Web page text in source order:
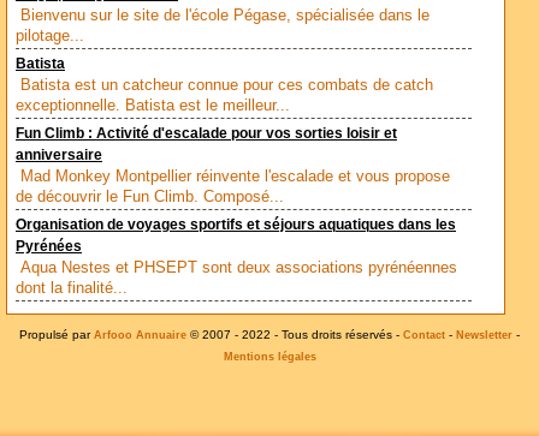
Bienvenu sur le site de l'école Pégase, spécialisée dans le
pilotage...
Batista
Batista est un catcheur connue pour ces combats de catch
exceptionnelle. Batista est le meilleur...
Fun Climb : Activité d'escalade pour vos sorties loisir et
anniversaire
Mad Monkey Montpellier réinvente l'escalade et vous propose
de découvrir le Fun Climb. Composé...
Organisation de voyages sportifs et séjours aquatiques dans les
Pyrénées
Aqua Nestes et PHSEPT sont deux associations pyrénéennes
dont la finalité...
Propulsé par Arfooo Annuaire © 2007 - 2022 - Tous droits réservés - Contact - Newsletter -
Mentions légales